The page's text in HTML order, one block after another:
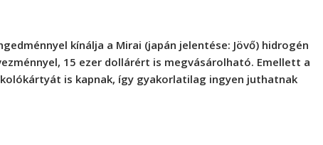
kínálja a Mirai (japán jelentése: Jövő) hidrogén
15 ezer dollárért is megvásárolható. Emellett a
is kapnak, így gyakorlatilag ingyen juthatnak